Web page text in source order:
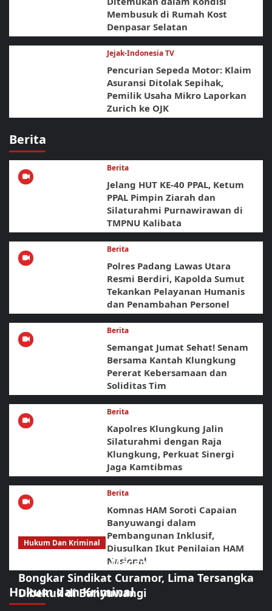
Membusuk di Rumah Kost
Denpasar Selatan
Jejak-Indonesia TV
Pencurian Sepeda Motor: Klaim
Asuransi Ditolak Sepihak,
Pemilik Usaha Mikro Laporkan
Zurich ke OJK
Berita
Berita
Jelang HUT KE-40 PPAL, Ketum
PPAL Pimpin Ziarah dan
Silaturahmi Purnawirawan di
TMPNU Kalibata
Berita
Polres Padang Lawas Utara
Resmi Berdiri, Kapolda Sumut
Tekankan Pelayanan Humanis
dan Penambahan Personel
Berita
Semangat Jumat Sehat! Senam
Bersama Kantah Klungkung
Pererat Kebersamaan dan
Soliditas Tim
Berita
Kapolres Klungkung Jalin
Silaturahmi dengan Raja
Klungkung, Perkuat Sinergi
Jaga Kamtibmas
Berita
Komnas HAM Soroti Capaian
Banyuwangi dalam
Pembangunan Inklusif,
Diusulkan Ikut Penilaian HAM
Nasional
Hukum dan Kriminal
Hukum Dan Kriminal
Sikat Habis! URC Macan Blambangan
Bongkar Sindikat Curamor, Lima Tersangka
Dibekuk di Banyuwangi